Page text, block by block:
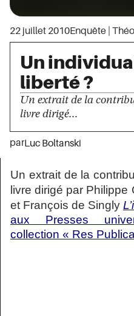
22 juillet 2010Enquête
Un
liberté ?
Un extrait de la
livre dirigé...
parLuc Boltanski
Un extrait de la
livredirigé par Philippe
et François de Singly
aux Presses
collection « Res